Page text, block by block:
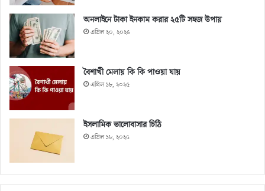
অনলাইনে টাকা ইনকাম করার ২৫টি সহজ উপায়
এপ্রিল ২০, ২০২৫
বৈশাখী মেলায় কি কি পাওয়া যায়
এপ্রিল ১৮, ২০২৫
ইসলামিক ভালোবাসার চিঠি
এপ্রিল ১৮, ২০২৫